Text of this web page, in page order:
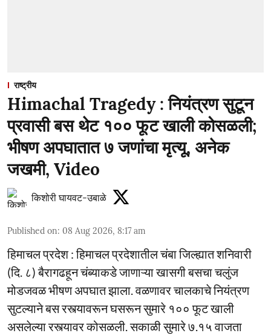
राष्ट्रीय
Himachal Tragedy : नियंत्रण सुटून
प्रवासी बस थेट १०० फूट खाली कोसळली;
भीषण अपघातात ७ जणांचा मृत्यू, अनेक
जखमी, Video
किशोरी घायवट-उबाळे
Published on: 08 Aug 2026, 8:17 am
हिमाचल प्रदेश : हिमाचल प्रदेशातील चंबा जिल्ह्यात शनिवारी
(दि. ८) बैरागढहून चंब्याकडे जाणाऱ्या खासगी बसचा चलुंज
मोडजवळ भीषण अपघात झाला. वळणावर चालकाचे नियंत्रण
सुटल्याने बस रस्त्यावरून घसरून सुमारे १०० फूट खाली
असलेल्या रस्त्यावर कोसळली. सकाळी सुमारे ७.१५ वाजता